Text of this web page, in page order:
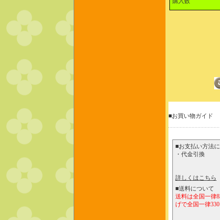
■お買い物ガイド
■お支払い方法
・代金引換
詳しくはこちら
■送料について
送料は全国一律
げで全国一律